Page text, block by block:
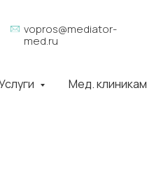
vopros@mediator-
med.ru
Мед. клиникам